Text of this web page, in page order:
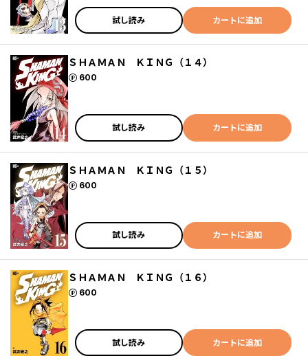
試し読み カートに追加
ＳＨＡＭＡＮ ＫＩＮＧ（１４）
600
ポイント
試し読み カートに追加
ＳＨＡＭＡＮ ＫＩＮＧ（１５）
600
ポイント
試し読み カートに追加
ＳＨＡＭＡＮ ＫＩＮＧ（１６）
600
ポイント
試し読み カートに追加